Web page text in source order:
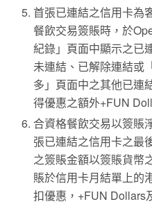
首張已連結之信用卡為
餐飲交易簽賬時，於
紀錄」頁面中顯示之已
未連結、已解除連結或
多」頁面中之其他已連
得優惠之額外+FUN
合資格餐飲交易以簽賬
張已連結之信用卡之最
之簽賬金額以簽賬貨幣
賬於信用卡月結單上的
扣優惠，+FUN Dollars